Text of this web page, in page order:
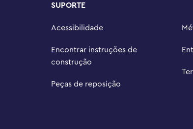
os modelos montáveis
Wars ™ construído com tijolos
comprimento e 27 cm (10,5 pol.)
SUPORTE
Acessibilidade
Encontrar instruções de
construção
Peças de reposição